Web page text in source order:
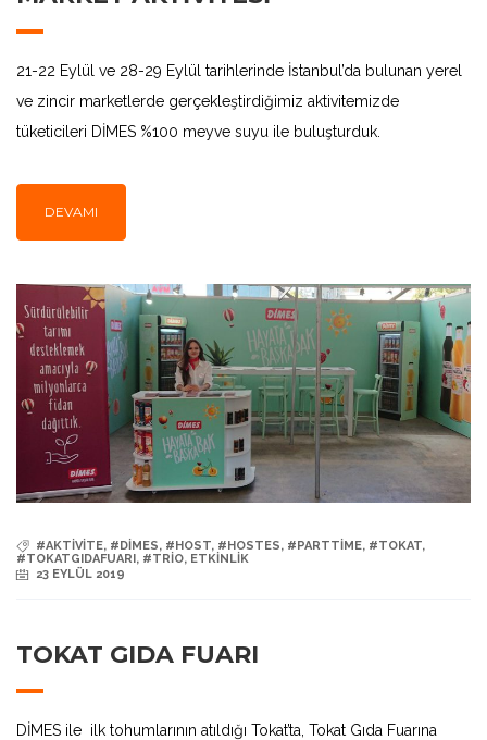
21-22 Eylül ve 28-29 Eylül tarihlerinde İstanbul’da bulunan yerel
ve zincir marketlerde gerçekleştirdiğimiz aktivitemizde
tüketicileri DİMES %100 meyve suyu ile buluşturduk.
DEVAMI
#AKTIVITE, #DIMES, #HOST, #HOSTES, #PARTTIME, #TOKAT,
#TOKATGIDAFUARI, #TRIO, ETKINLIK
23 EYLÜL 2019
TOKAT GIDA FUARI
DİMES ile ilk tohumlarının atıldığı Tokat’ta, Tokat Gıda Fuarına